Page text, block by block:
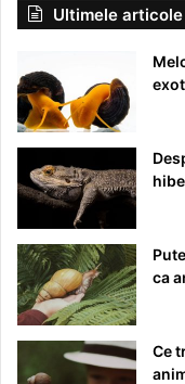
Ultimele articole
ca
Ce